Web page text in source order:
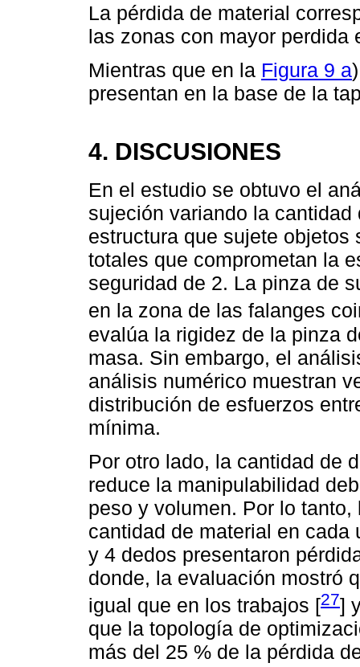
La pérdida de material
las zonas con mayor perdida
Mientras que en la Figura 9 a
presentan en la base de la
4. DISCUSIONES
En el estudio se obtuvo el
sujeción variando la
estructura que sujete
totales que comprometan la
seguridad de 2. La pinza de
en la zona de las falanges
evalúa la rigidez de la pinza
masa. Sin embargo, el
análisis numérico muestran
distribución de esfuerzos
mínima.
Por otro lado, la cantidad de
reduce la manipulabilidad
peso y volumen. Por lo
cantidad de material en
y 4 dedos presentaron
donde, la evaluación mostró
igual que en los trabajos [27]
que la topología de
más del 25 % de la pérdida